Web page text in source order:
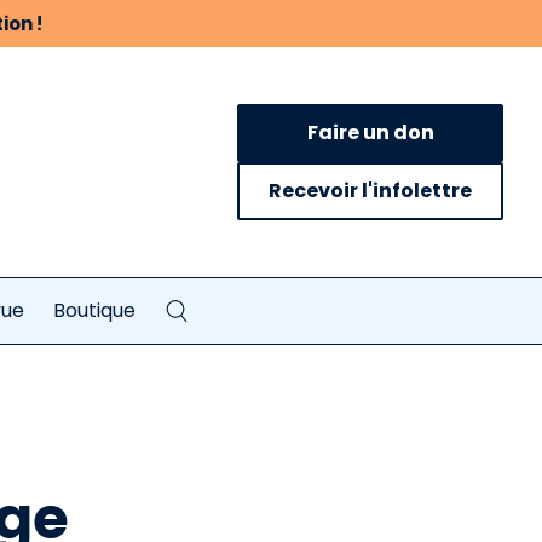
!
Faire un don
Recevoir l'infolettre
Boutique